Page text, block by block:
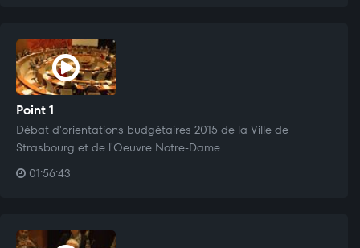
Point 1
Débat d'orientations budgétaires 2015 de la Ville de
Strasbourg et de l'Oeuvre Notre-Dame.
01:56:43